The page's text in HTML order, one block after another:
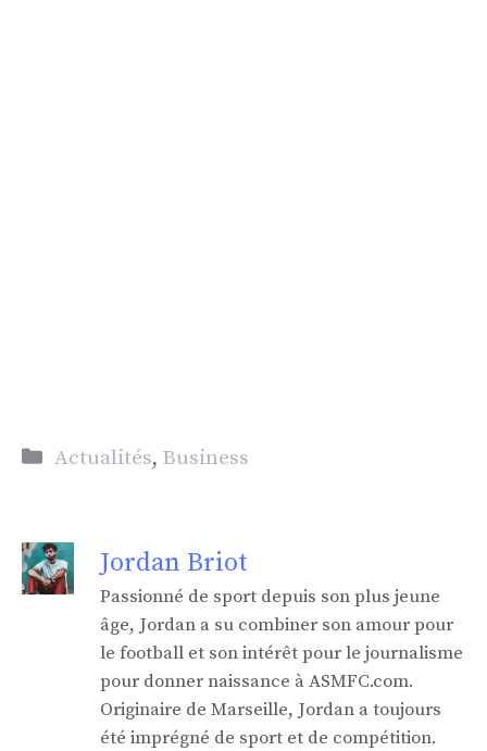
Catégories
Actualités, Business
Jordan Briot
Passionné de sport depuis son plus jeune
âge, Jordan a su combiner son amour pour
le football et son intérêt pour le journalisme
pour donner naissance à ASMFC.com.
Originaire de Marseille, Jordan a toujours
été imprégné de sport et de compétition.